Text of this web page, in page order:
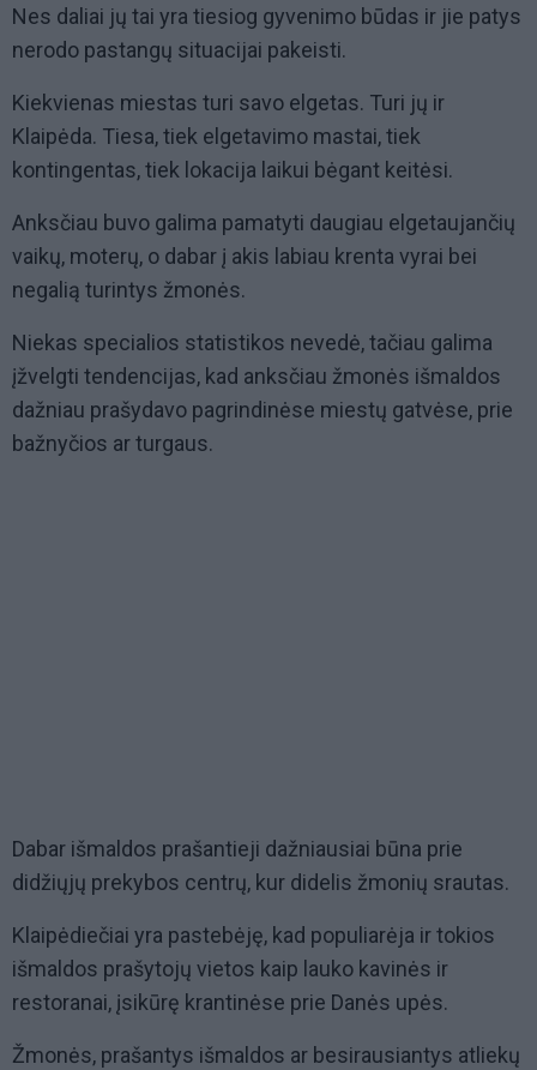
Nes daliai jų tai yra tiesiog gyvenimo būdas ir jie patys
nerodo pastangų situacijai pakeisti.
Kiekvienas miestas turi savo elgetas. Turi jų ir
Klaipėda. Tiesa, tiek elgetavimo mastai, tiek
kontingentas, tiek lokacija laikui bėgant keitėsi.
Anksčiau buvo galima pamatyti daugiau elgetaujančių
vaikų, moterų, o dabar į akis labiau krenta vyrai bei
negalią turintys žmonės.
Niekas specialios statistikos nevedė, tačiau galima
įžvelgti tendencijas, kad anksčiau žmonės išmaldos
dažniau prašydavo pagrindinėse miestų gatvėse, prie
bažnyčios ar turgaus.
Dabar išmaldos prašantieji dažniausiai būna prie
didžiųjų prekybos centrų, kur didelis žmonių srautas.
Klaipėdiečiai yra pastebėję, kad populiarėja ir tokios
išmaldos prašytojų vietos kaip lauko kavinės ir
restoranai, įsikūrę krantinėse prie Danės upės.
Žmonės, prašantys išmaldos ar besirausiantys atliekų